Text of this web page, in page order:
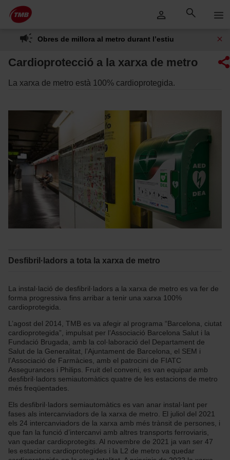
Salta al contingut principal
Saltar
al
contingut
Obres de millora al metro durant l’estiu
Cardioprotecció a la xarxa de metro
La xarxa de metro està 100% cardioprotegida.
Desfibril·ladors a tota la xarxa de metro
La instal·lació de desfibril·ladors a la xarxa de metro es va fer de
forma progressiva fins arribar a tenir una xarxa 100%
cardioprotegida.
L’agost del 2014, TMB es va afegir al programa “Barcelona, ciutat
cardioprotegida”, impulsat per l’Associació Barcelona Salut i la
Fundació Brugada, amb la col·laboració del Departament de
Salut de la Generalitat, l’Ajuntament de Barcelona, el SEM i
l’Associació de Farmàcies, amb el patrocini de FIATC
Assegurances i Philips. Fruit del conveni, es van equipar amb
desfibril·ladors semiautomàtics quatre de les estacions de metro
més freqüentades.
Els desfibril·ladors semiautomàtics es van anar instal·lant per
fases als intercanviadors de la xarxa de metro. El juliol del 2021
els 24 intercanviadors de la xarxa amb més trànsit de persones, i
que fan la funció d’intercanvi amb altres transports ferroviaris,
van quedar cardioprotegits. Al novembre de 2021 ja van ser 47
les estacions cardioprotegides i la L2 de metro va quedar